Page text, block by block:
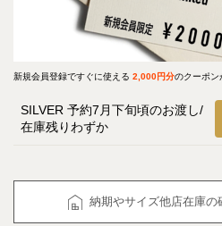
新規会員登録ですぐに使える 2,000円分のクーポン
SILVER 予約7月下旬頃のお渡し
在庫残りわずか
納期やサイズ他店在庫の